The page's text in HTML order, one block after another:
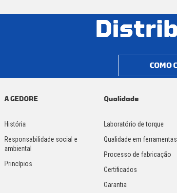
COMO
A GEDORE
História
Responsabilidade social e
ambiental
Princípios
Qualidade
Laboratório de torque
Qualidade em ferramentas
Processo de fabricação
Certificados
Garantia